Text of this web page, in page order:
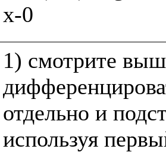
1) смотрите
отдельно и
используя